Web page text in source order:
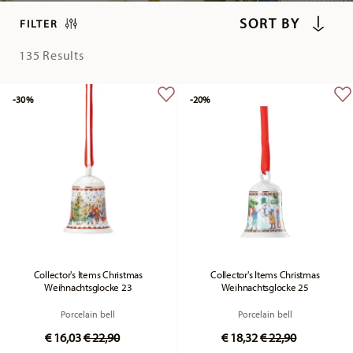
FILTER
135 Results
Collector's Items Christmas
Weihnachtsglocke 23
Porcelain bell
€ 16,03Price reduced from
€ 22,90to
-30%
Collector's Items Christmas
Weihnachtsglocke 25
Porcelain bell
€ 18,32Price reduced
€ 22,90to
-20%